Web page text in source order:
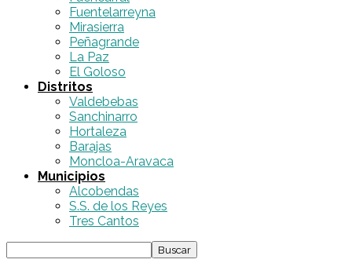
Fuentelarreyna
Mirasierra
Peñagrande
La Paz
El Goloso
Distritos
Valdebebas
Sanchinarro
Hortaleza
Barajas
Moncloa-Aravaca
Municipios
Alcobendas
S.S. de los Reyes
Tres Cantos